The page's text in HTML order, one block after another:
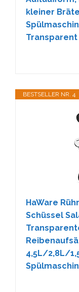
kleiner
Transparent
BESTSELLER NR. 4
HaWare
Schüssel
4,5L/2,8L/